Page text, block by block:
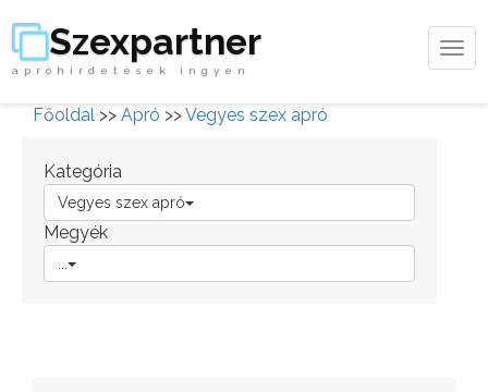
Szexpartner
apróhirdetések ingyen
Főoldal >> Apró >>Vegyes szex apró
Kategória
Vegyes szex apró
Megyék